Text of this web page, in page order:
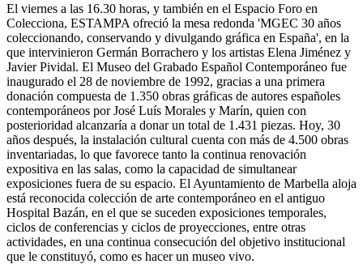
El viernes a las 16.30 horas, y también en el Espacio Foro en
Colecciona, ESTAMPA ofreció la mesa redonda 'MGEC 30 años
coleccionando, conservando y divulgando gráfica en España', en la
que intervinieron Germán Borrachero y los artistas Elena Jiménez y
Javier Pividal. El Museo del Grabado Español Contemporáneo fue
inaugurado el 28 de noviembre de 1992, gracias a una primera
donación compuesta de 1.350 obras gráficas de autores españoles
contemporáneos por José Luís Morales y Marín, quien con
posterioridad alcanzaría a donar un total de 1.431 piezas. Hoy, 30
años después, la instalación cultural cuenta con más de 4.500 obras
inventariadas, lo que favorece tanto la continua renovación
expositiva en las salas, como la capacidad de simultanear
exposiciones fuera de su espacio. El Ayuntamiento de Marbella aloja
está reconocida colección de arte contemporáneo en el antiguo
Hospital Bazán, en el que se suceden exposiciones temporales,
ciclos de conferencias y ciclos de proyecciones, entre otras
actividades, en una continua consecución del objetivo institucional
que le constituyó, como es hacer un museo vivo.